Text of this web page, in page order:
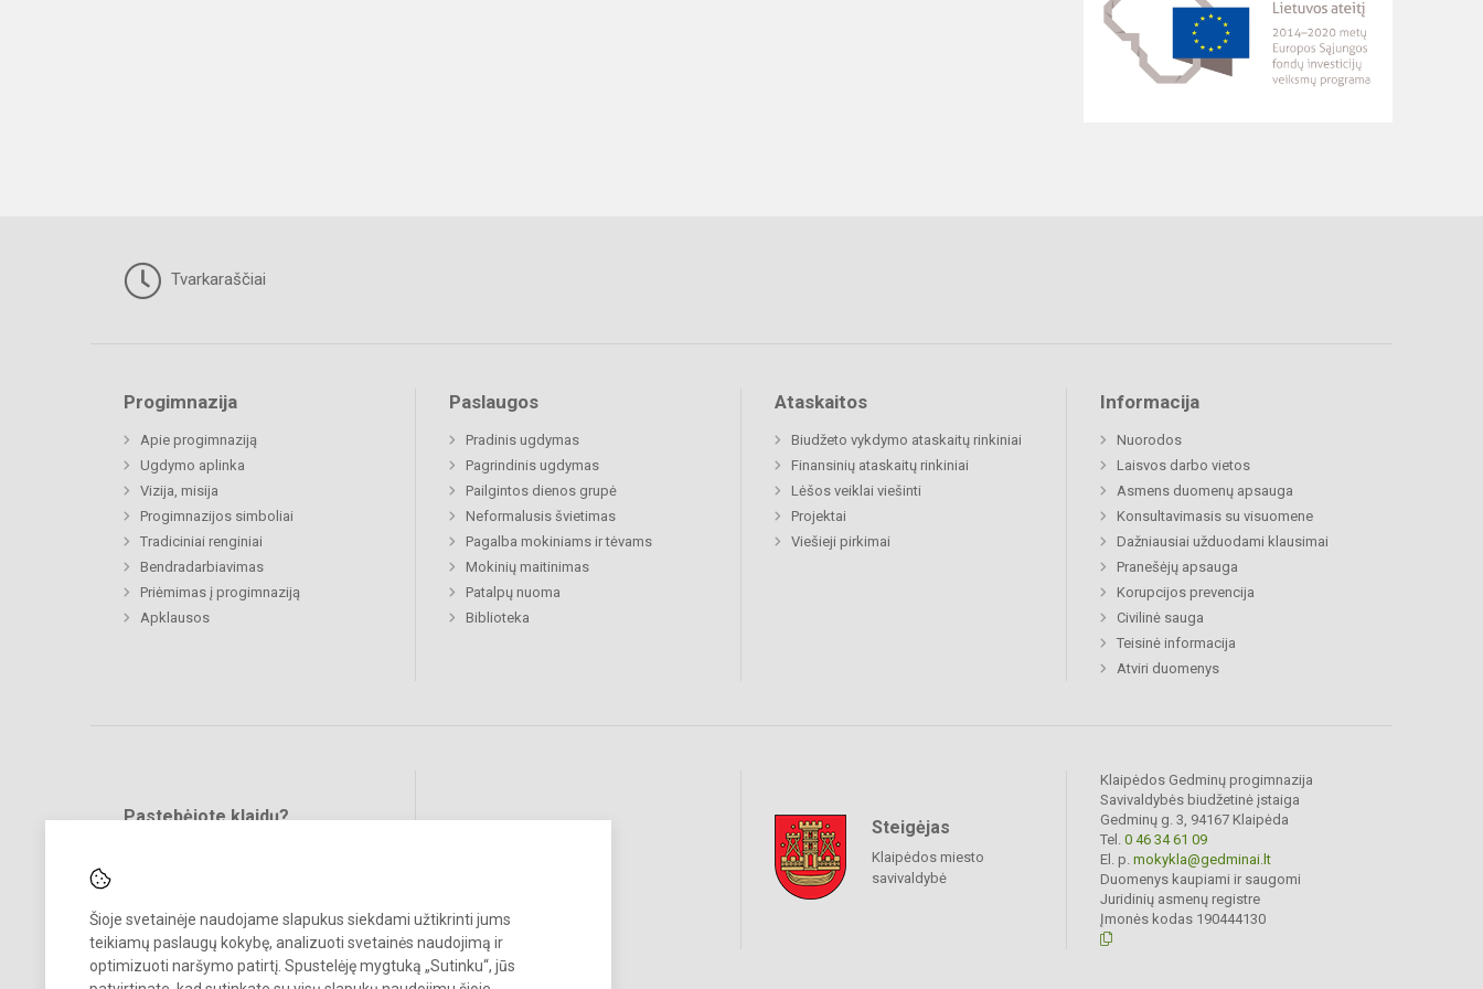
Šioje svetainėje naudojame slapukus siekdami užtikrinti jums
teikiamų paslaugų kokybę, analizuoti svetainės naudojimą ir
optimizuoti naršymo patirtį. Spustelėję mygtuką „Sutinku“, jūs
Tvarkaraščiai
Progimnazija
Apie progimnaziją
Ugdymo aplinka
Vizija, misija
Progimnazijos simboliai
Tradiciniai renginiai
Bendradarbiavimas
Priėmimas į progimnaziją
Apklausos
Paslaugos
Pradinis ugdymas
Pagrindinis ugdymas
Pailgintos dienos grupė
Neformalusis švietimas
Pagalba mokiniams ir tėvams
Mokinių maitinimas
Patalpų nuoma
Biblioteka
Ataskaitos
Biudžeto vykdymo ataskaitų rinkiniai
Finansinių ataskaitų rinkiniai
Lėšos veiklai viešinti
Projektai
Viešieji pirkimai
Informacija
Nuorodos
Laisvos darbo vietos
Asmens duomenų apsauga
Konsultavimasis su visuomene
Dažniausiai užduodami klausimai
Pranešėjų apsauga
Korupcijos prevencija
Civilinė sauga
Teisinė informacija
Atviri duomenys
Pastebėjote klaidų?
Steigėjas
Klaipėdos miesto
savivaldybė
Klaipėdos Gedminų progimnazija
Savivaldybės biudžetinė įstaiga
Gedminų g. 3, 94167 Klaipėda
Tel. 0 46 34 61 09
El. p. mokykla@gedminai.lt
Duomenys kaupiami ir saugomi
Juridinių asmenų registre
Įmonės kodas 190444130